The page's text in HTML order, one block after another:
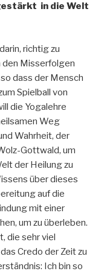
in die Welt
richtig zu
den Misserfolgen
dass der Mensch
Spielball von
die Yogalehre
Weg
Wahrheit, der
Gottwald, um
der Heilung zu
über dieses
auf die
mit einer
um zu überleben.
die sehr viel
Credo der Zeit zu
Ich bin so